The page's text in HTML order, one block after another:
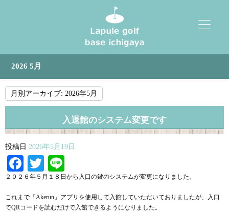
2026 5月
月別アーカイブ: 2026年5月
入退館のシステム変更です
投稿日 2026年5月19日
Facebook
Twitter
２０２６年５月１８日から入口の鍵のシステムが変更になりました。
これまで「Akerun」アプリを使用して入館していただいておりましたが、入口
でQRコードを読むだけで入館できるようになりました。